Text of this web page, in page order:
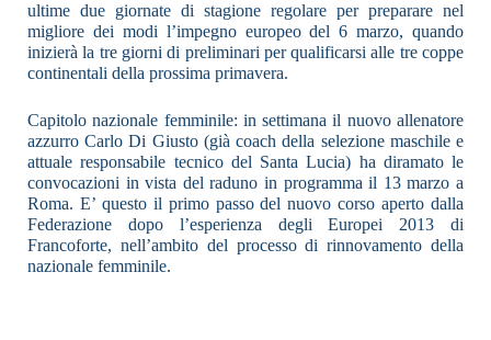
ultime due giornate di stagione regolare per preparare nel
migliore dei modi l’impegno europeo del 6 marzo, quando
inizierà la tre giorni di preliminari per qualificarsi alle tre coppe
continentali della prossima primavera.
Capitolo nazionale femminile: in settimana il nuovo allenatore
azzurro Carlo Di Giusto (già coach della selezione maschile e
attuale responsabile tecnico del Santa Lucia) ha diramato le
convocazioni in vista del raduno in programma il 13 marzo a
Roma. E’ questo il primo passo del nuovo corso aperto dalla
Federazione dopo l’esperienza degli Europei 2013 di
Francoforte, nell’ambito del processo di rinnovamento della
nazionale femminile.